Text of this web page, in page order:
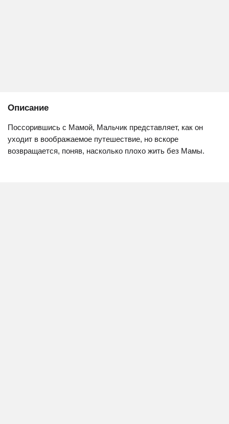
Описание
Поссорившись с Мамой, Мальчик представляет, как он
уходит в воображаемое путешествие, но вскоре
возвращается, поняв, насколько плохо жить без Мамы.